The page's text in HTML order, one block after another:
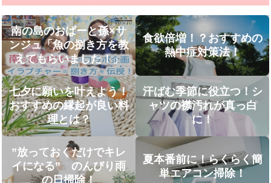
南の島のおばーと孫×サ
ンジュ「魚の捌き方を教
えてもらいました！」
食欲倍増！？おすすめの
熱中症対策法！
七夕に願いを叶えよう！
おすすめの縁起が良い料
理とは？
汗ばむ季節に役立つ！シ
ャツの襟汚れが真っ白
に！
”放っておくだけでキレ
イになる” のんびり雨
の日掃除！
夏本番前に！らくらく簡
単エアコン掃除！